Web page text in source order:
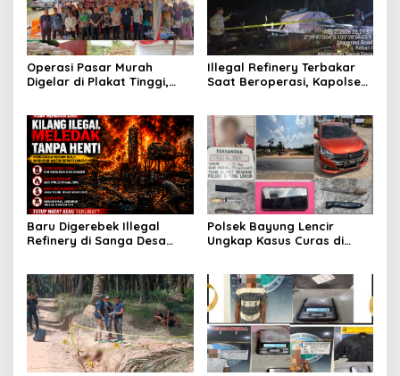
Operasi Pasar Murah
Digelar di Plakat Tinggi,
Beban Warga
Illegal Refinery Terbakar
Saat Beroperasi, Kapolsek
Pencegahan Terus
Dilakukan
Baru Digerebek Illegal
Refinery di Sanga Desa
Polsek Bayung Lencir
Ungkap Kasus Curas di
Masih Diburu